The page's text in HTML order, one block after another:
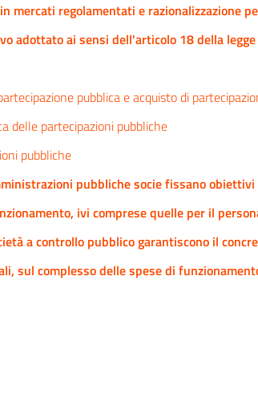
mercati regolamentati e razionalizzazione
adottato ai sensi dell'articolo 18 della
pubblica e acquisto di
delle partecipazioni pubbliche
pubbliche
pubbliche socie fissano
ivi comprese quelle per il
a controllo pubblico garantiscono il
sul complesso delle spese di